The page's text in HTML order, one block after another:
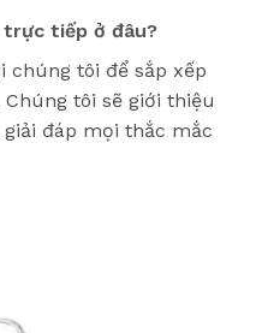
trực tiếp ở đâu?
chúng tôi để sắp xếp
tôi sẽ giới thiệu
đáp mọi thắc mắc